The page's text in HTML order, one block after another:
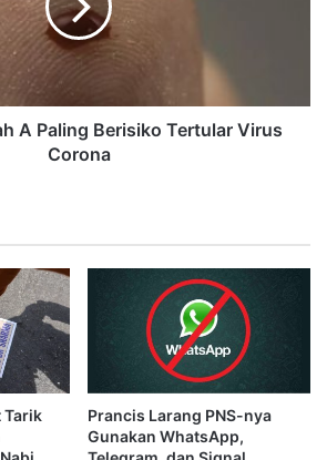
A Paling Berisiko Tertular Virus
Corona
Tarik
Prancis Larang PNS-nya
Gunakan WhatsApp,